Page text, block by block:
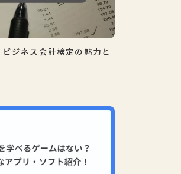
ジネス会計検定の魅力と